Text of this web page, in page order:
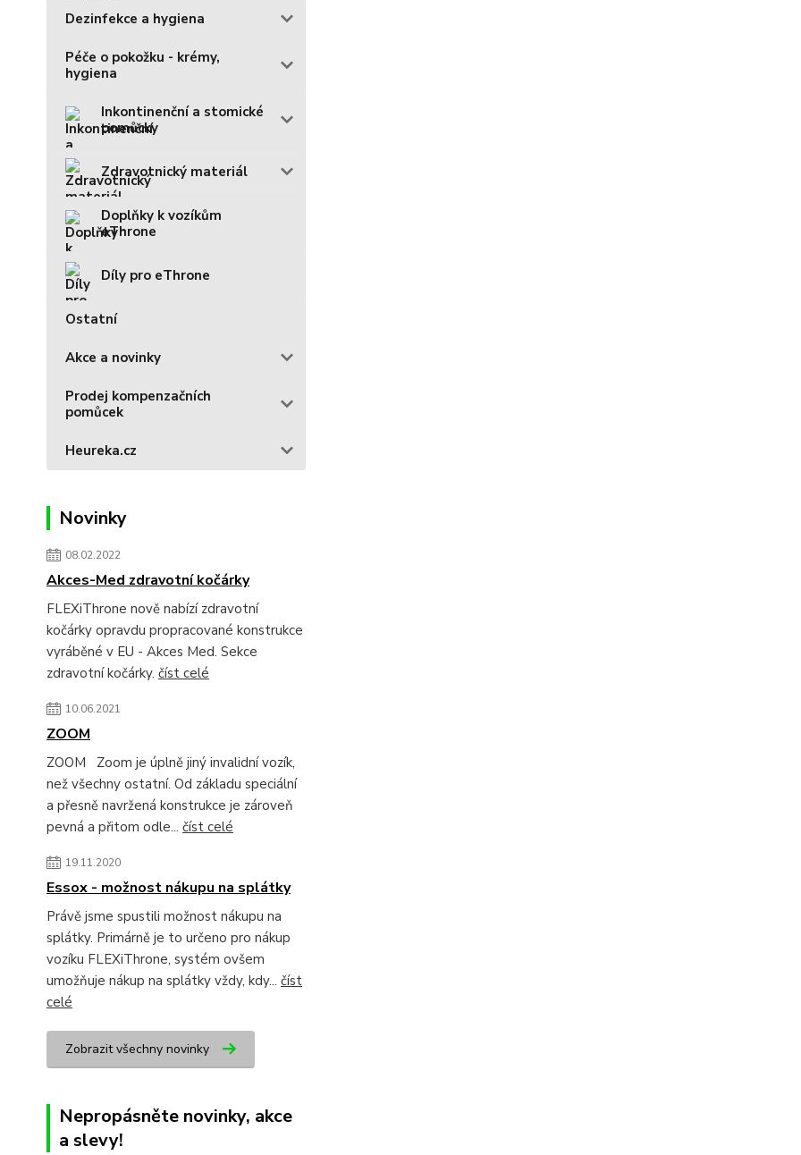
Dezinfekce a hygiena
Péče o pokožku - krémy,
hygiena
Inkontinenční a stomické
pomůcky
Zdravotnický materiál
Doplňky k vozíkům
eThrone
Díly pro eThrone
Ostatní
Akce a novinky
Prodej kompenzačních
pomůcek
Heureka.cz
Novinky
08.02.2022
Akces-Med zdravotní kočárky
FLEXiThrone nově nabízí zdravotní
kočárky opravdu propracované konstrukce
vyráběné v EU - Akces Med. Sekce
zdravotní kočárky. číst celé
10.06.2021
ZOOM
ZOOM Zoom je úplně jiný invalidní vozík,
než všechny ostatní. Od základu speciální
a přesně navržená konstrukce je zároveň
pevná a přitom odle... číst celé
19.11.2020
Essox - možnost nákupu na splátky
Právě jsme spustili možnost nákupu na
splátky. Primárně je to určeno pro nákup
vozíku FLEXiThrone, systém ovšem
umožňuje nákup na splátky vždy, kdy... číst
celé
Zobrazit všechny novinky
Nepropásněte novinky, akce
a slevy!